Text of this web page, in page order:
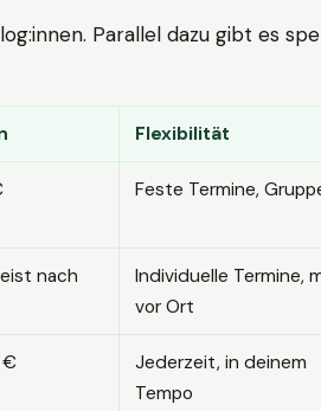
Parallel dazu gibt es
Flexibilität
Feste Termine,
nach
Individuelle Termine,
vor Ort
€
Jederzeit, in deinem
Tempo